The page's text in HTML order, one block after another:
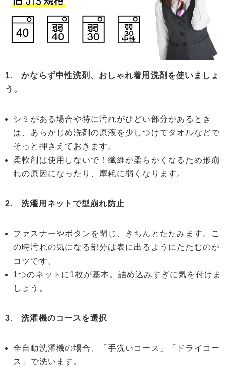
1. かならず中性洗剤、おしゃれ着用洗剤を使いましょ
う。
シミがある場合や特に汚れがひどい部分があるとき
は、あらかじめ洗剤の原液を少しつけてタオルなどで
そっと押さえておきます。
柔軟剤は使用しないで！繊維が柔らかくなるため形崩
れの原因になったり、摩耗に弱くなります。
2. 洗濯用ネットで型崩れ防止
ファスナーやボタンを閉じ、きちんとたたみます。こ
の時汚れの気になる部分は表に出るようにたたむのが
コツです。
1つのネットに1枚が基本。詰め込みすぎに気を付けま
しょう。
3. 洗濯機のコースを選択
全自動洗濯機の場合、「手洗いコース」「ドライコー
ス」で洗います。